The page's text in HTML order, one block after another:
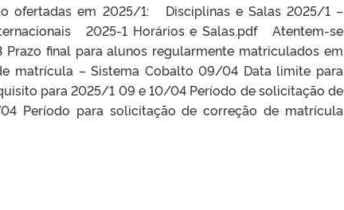
ofertadas em 2025/1: Disciplinas e Salas 2025/1 –
2025-1 Horários e Salas.pdf Atentem-se
final para alunos regularmente matriculados em
matrícula – Sistema Cobalto 09/04 Data limite para
para 2025/1 09 e 10/04 Período de solicitação de
Período para solicitação de correção de matrícula